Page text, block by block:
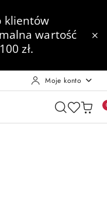
klientów
wartość
zł.
Moje konto